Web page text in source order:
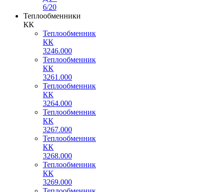
6/20
Теплообменники
КК
Теплообменник
КК
3246.000
Теплообменник
КК
3261.000
Теплообменник
КК
3264.000
Теплообменник
КК
3267.000
Теплообменник
КК
3268.000
Теплообменник
КК
3269.000